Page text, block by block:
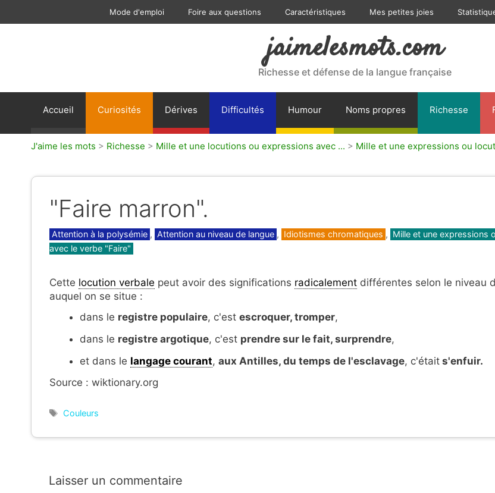
Mode d'emploi Foire aux questions Caractéristiques Mes petites joies
jaimelesmots.com
Richesse et défense de la langue française
Accueil Curiosités Dérives Difficultés Humour Noms propres Richesse
J'aime les mots > Richesse > Mille et une locutions ou expressions avec ... > Mille et une expressions ou
"Faire marron".
Catégories
Attention à la polysémie , Attention au niveau de langue , Idiotismes chromatiques , Mille et une expressions
avec le verbe "Faire"
Cette locution verbale peut avoir des significations radicalement différentes selon le niveau
auquel on se situe :
dans le registre populaire, c'est escroquer, tromper,
dans le registre argotique, c'est prendre sur le fait, surprendre,
et dans le langage courant, aux Antilles, du temps de l'esclavage, c'était s'enfuir.
Source : wiktionary.org
Étiquettes
Couleurs
Laisser un commentaire